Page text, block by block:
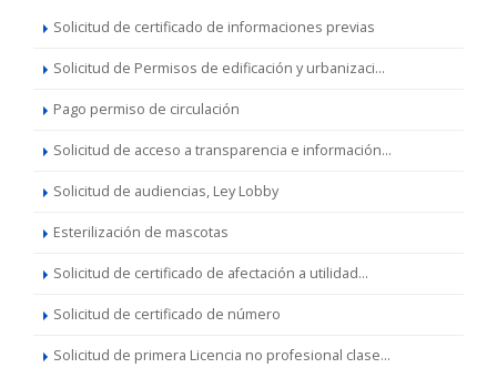
Solicitud de certificado de informaciones previas
Solicitud de Permisos de edificación y urbanizaci...
Pago permiso de circulación
Solicitud de acceso a transparencia e información...
Solicitud de audiencias, Ley Lobby
Esterilización de mascotas
Solicitud de certificado de afectación a utilidad...
Solicitud de certificado de número
Solicitud de primera Licencia no profesional clase...